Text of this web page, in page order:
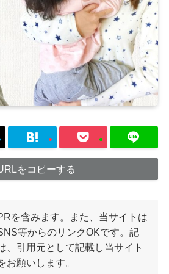
をコピーする
を含みます。また、当サイトは
等からのリンクOKです。記
、引用元として記載し当サイト
お願いします。